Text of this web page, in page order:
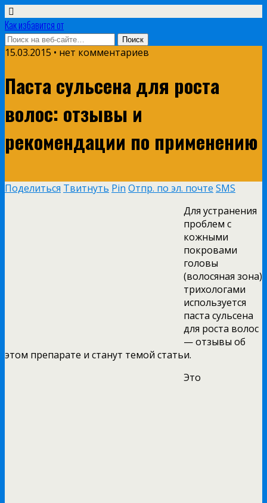
Как избавится от
15.03.2015 • нет комментариев
Паста сульсена для роста
волос: отзывы и
рекомендации по применению
Поделиться Твитнуть Pin Отпр. по эл. почте SMS
Для устранения
проблем с
кожными
покровами
головы
(волосяная зона)
трихологами
используется
паста сульсена
для роста волос
— отзывы об
этом препарате и станут темой статьи.
Это